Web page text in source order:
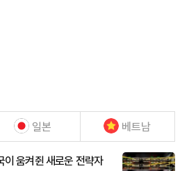
일본 베트남
움켜쥔 새로운 전략자